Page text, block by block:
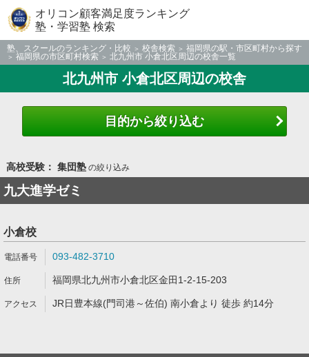
オリコン顧客満足度ランキング
塾・学習塾 検索
塾、スクールのランキング・比較 校舎検索
福岡県の駅・市区町村から探す
福岡県の市区町村検索
北九州市 小倉北区周辺の校舎一覧
北九州市 小倉北区周辺の校舎
目的から絞り込む
高校受験： 集団塾の絞り込み
九大進学ゼミ
小倉校
093-482-3710
福岡県北九州市小倉北区金田1-2-15-203
JR日豊本線(門司港～佐伯) 南小倉より 徒歩 約14分